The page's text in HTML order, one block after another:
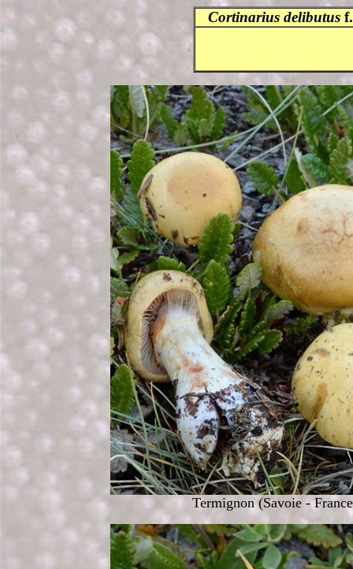
Cortinarius delibutus
Termignon (Savoie -